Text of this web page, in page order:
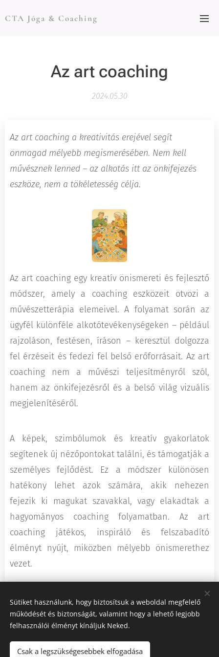
CTA Jóga & Coaching
Az art coaching
2024.05.30
Az art coaching a kreativitás erejével segít
önmagad mélyebb megismerésében. Nem kell
művésznek lenned – az alkotás itt az önkifejezés
eszköze, nem a tökéletesség célja.
Az art coaching egy kreatív önismereti és fejlesztő
módszer, amely a coaching eszközeit ötvözi a
művészetterápia elemeivel. A folyamat során az
ügyfél különféle alkotótevékenységeken – például
rajzoláson, festésen, íráson – keresztül dolgozza
fel érzéseit és fedezi fel belső erőforrásait. Az art
coaching nem a művészi teljesítményről szól,
hanem az önkifejezésről és a belső világ vizuális
megjelenítéséről.
A képek, szimbólumok és kreatív gyakorlatok
segítenek új nézőpontokat találni, és támogatják a
személyes fejlődést. Ez a módszer különösen
hatékony lehet azok számára, akik nehezen
fejezik ki magukat szavakkal, vagy elakadtak a
hagyományos coaching folyamatban. Az art
coaching játékos, inspiráló és felszabadító
élményt nyújt, miközben mélyebb önismerethez
vezet.
Share
Sütiket használunk, hogy biztosítsuk a weboldal megfelelő
működését és biztonságát, valamint hogy a lehető legjobb
felhasználói élményt kínáljuk Neked.
Csak a legszükségesebbek elfogadása